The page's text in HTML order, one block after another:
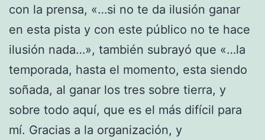
con la prensa, «…si no te da ilusión ganar
en esta pista y con este público no te hace
ilusión nada…», también subrayó que «…la
temporada, hasta el momento, esta siendo
soñada, al ganar los tres sobre tierra, y
sobre todo aquí, que es el más difícil para
mí. Gracias a la organización, y